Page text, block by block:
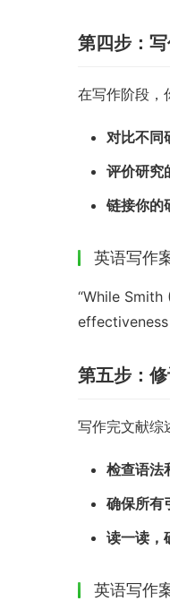
第四步：
在写作阶段，
对比不同
评价研究
链接你的
英语写作
“While
第五步：
写作完文献综
检查语法
确保所有
读一读，
英语写作